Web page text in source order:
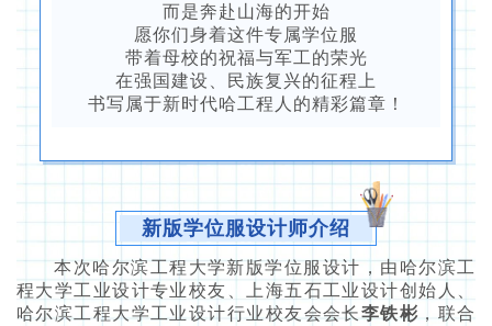
而是奔赴山海的开始
愿你们身着这件专属学位服
带着母校的祝福与军工的荣光
在强国建设、民族复兴的征程上
书写属于新时代哈工程人的精彩篇章！
新版学位服设计师介绍
本次哈尔滨工程大学新版学位服设计，由哈尔滨工
程大学工业设计专业校友、上海五石工业设计创始人、
哈尔滨工程大学工业设计行业校友会会长李铁彬 ，联合